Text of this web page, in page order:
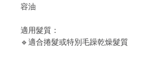
容油
適用髮質：
🔹適合捲髮或特別毛躁乾燥髮質